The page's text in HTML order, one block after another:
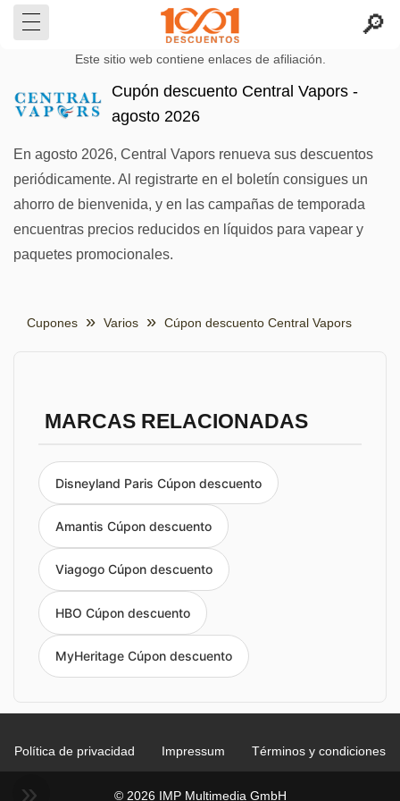
Este sitio web contiene enlaces de afiliación.
Cupón descuento Central Vapors -
agosto 2026
En agosto 2026, Central Vapors renueva sus descuentos
periódicamente. Al registrarte en el boletín consigues un
ahorro de bienvenida, y en las campañas de temporada
encuentras precios reducidos en líquidos para vapear y
paquetes promocionales.
Cupones Varios Cúpon descuento Central Vapors
MARCAS RELACIONADAS
Disneyland Paris Cúpon descuento
Amantis Cúpon descuento
Viagogo Cúpon descuento
HBO Cúpon descuento
MyHeritage Cúpon descuento
Política de privacidad Impressum Términos y condiciones
© 2026 IMP Multimedia GmbH